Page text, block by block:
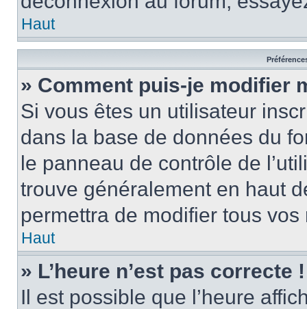
Haut
» Comment puis-je modifier
Si vous êtes un utilisateur
dans la base de données du
le panneau de contrôle de
trouve généralement en haut
permettra de modifier tous
Haut
» L’heure n’est pas correcte !
Il est possible que l’heure